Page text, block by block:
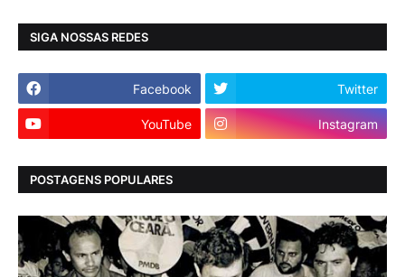
SIGA NOSSAS REDES
Facebook Twitter
YouTube Instagram
POSTAGENS POPULARES